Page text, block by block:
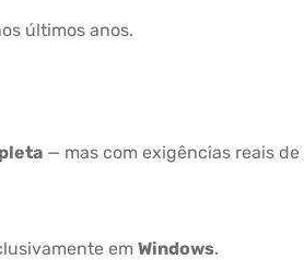
últimos anos.
— mas com exigências reais de
em Windows.